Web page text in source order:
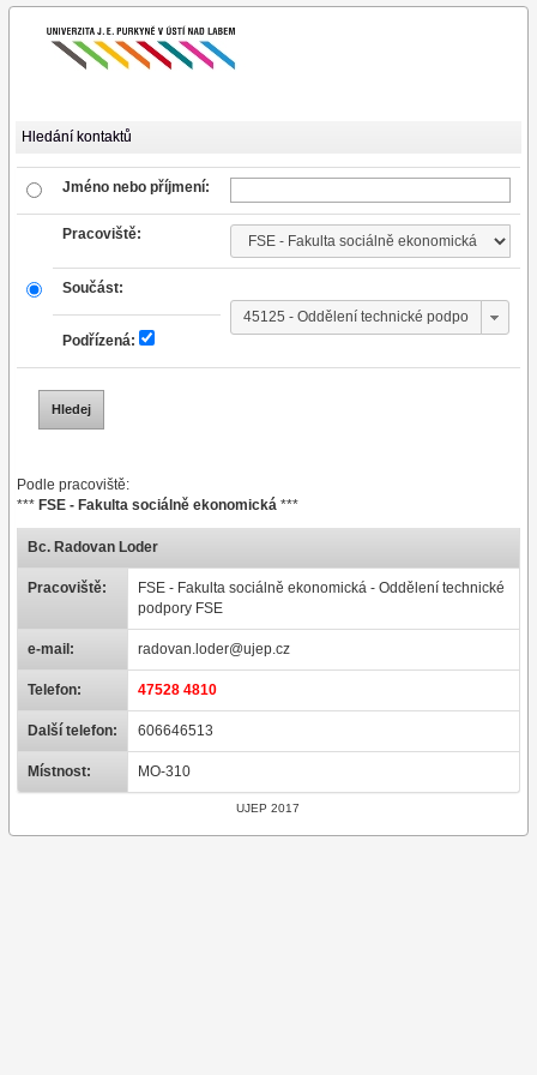
Hledání kontaktů
Jméno nebo příjmení:
Pracoviště:
Součást:
Podřízená:
Podle pracoviště:
*** FSE - Fakulta sociálně ekonomická***
Bc. Radovan Loder
Pracoviště:
FSE - Fakulta sociálně ekonomická - Oddělení technické
podpory FSE
e-mail: radovan.loder@ujep.cz
Telefon: 47528 4810
Další telefon: 606646513
Místnost: MO-310
UJEP 2017